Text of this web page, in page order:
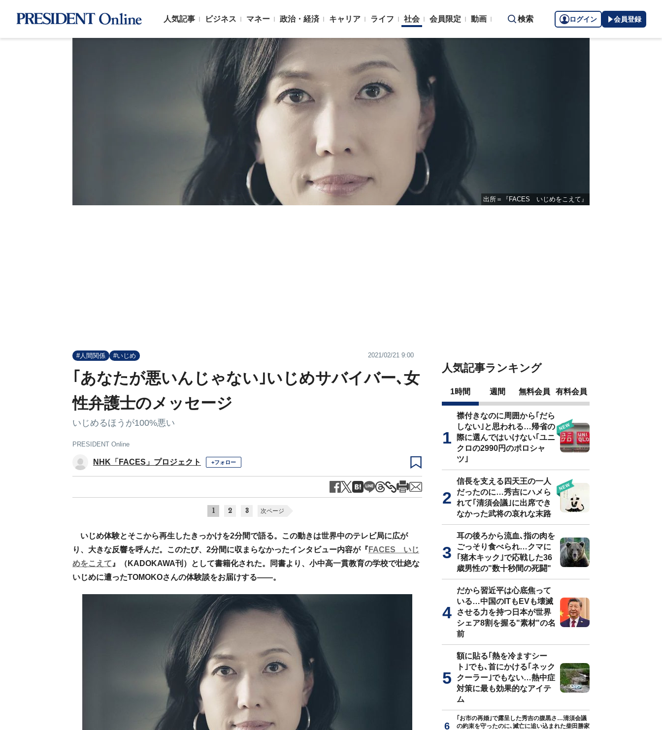
人気記事 ビジネス マネー 政治・経済 キャリア ライフ 社会 会員限定 動画 検索 ログイン 会員登録
出所＝『FACES いじめをこえて』
#人間関係 #いじめ 2021/02/21 9:00
｢あなたが悪いんじゃない｣いじめサバイバー､女
性弁護士のメッセージ
いじめるほうが100%悪い
PRESIDENT Online
NHK「FACES」プロジェクト +フォロー
1 2 3 次ページ
いじめ体験とそこから再生したきっかけを2分間で語る。この動きは世界中のテレビ局に広が
り、大きな反響を呼んだ。このたび、2分間に収まらなかったインタビュー内容が『 FACES いじ
めをこえて 』（KADOKAWA刊）として書籍化された。同書より、小中高一貫教育の学校で壮絶な
いじめに遭ったTOMOKOさんの体験談をお届けする――。
人気記事ランキング
1時間 週間 無料会員 有料会員
襟付きなのに周囲から｢だら
しない｣と思われる…帰省の
際に選んではいけない｢ユニ
クロの2990円のポロシャ
ツ｣
信長を支える四天王の一人
だったのに…秀吉にハメら
れて｢清須会議｣に出席でき
なかった武将の哀れな末路
耳の後ろから流血､指の肉を
ごっそり食べられ…クマに
｢猪木キック｣で応戦した36
歳男性の"数十秒間の死闘"
だから習近平は心底焦って
いる…中国のITもEVも壊滅
させる力を持つ日本が世界
シェア8割を握る"素材"の名
前
額に貼る｢熱を冷ますシー
ト｣でも､首にかける｢ネック
クーラー｣でもない…熱中症
対策に最も効果的なアイテ
ム
｢お市の再婚｣で露呈した秀吉の腹黒さ…清須会議
の約束を守ったのに､滅亡に追い込まれた柴田勝家